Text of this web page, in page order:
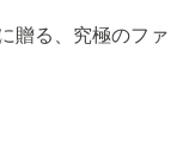
贈る、究極のファ